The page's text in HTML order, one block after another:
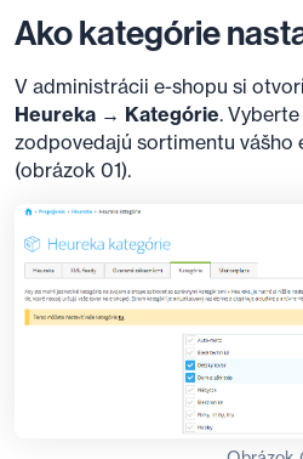
Ako kategórie
V administrácii e-shopu si
Heureka → Kategórie.
zodpovedajú sortimentu vášho
(obrázok 01).